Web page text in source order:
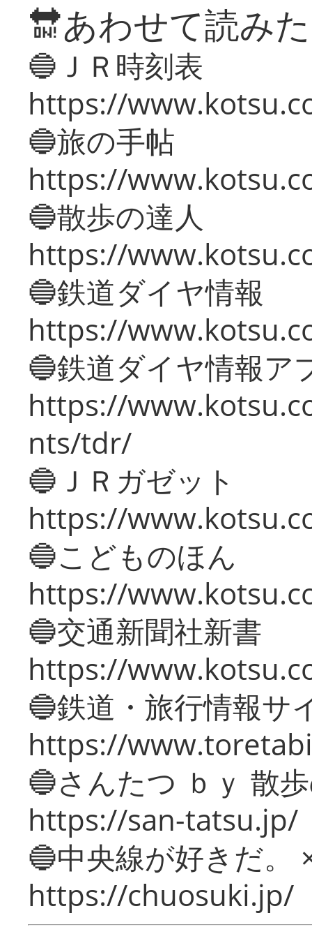
🔛あわせて読み
🔵ＪＲ時刻表
https://
🔵旅の手帖
https://
🔵散歩の達人
https://
🔵鉄道ダイヤ情報
https://
🔵鉄道ダイヤ情報ア
https://
nts/tdr/
🔵ＪＲガゼット
https://
🔵こどものほん
https://
🔵交通新聞社新書
https://
🔵鉄道・旅行情報サ
https://
🔵さんたつ ｂｙ 散
https://san-tatsu.jp/
🔵中央線が好きだ。
https://chuosuki.jp/